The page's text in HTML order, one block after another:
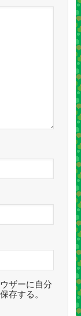
ザーに自分
存する。